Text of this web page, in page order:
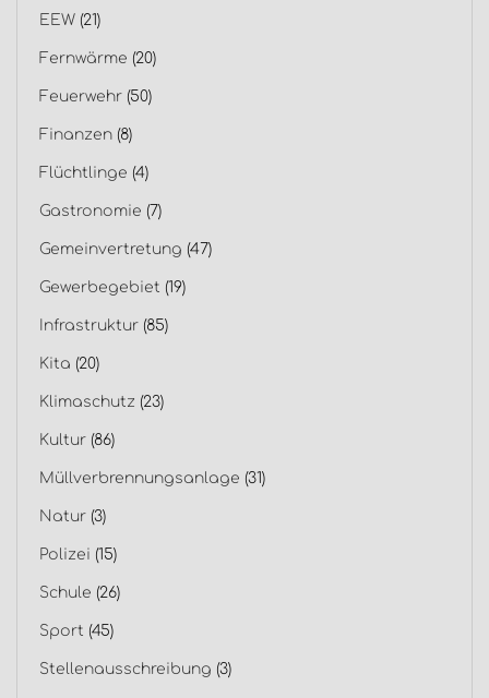
EEW (21)
Fernwärme (20)
Feuerwehr (50)
Finanzen (8)
Flüchtlinge (4)
Gastronomie (7)
Gemeinvertretung (47)
Gewerbegebiet (19)
Infrastruktur (85)
Kita (20)
Klimaschutz (23)
Kultur (86)
Müllverbrennungsanlage (31)
Natur (3)
Polizei (15)
Schule (26)
Sport (45)
Stellenausschreibung (3)